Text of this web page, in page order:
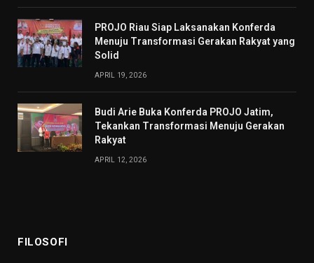
PROJO Riau Siap Laksanakan Konferda
Menuju Transformasi Gerakan Rakyat yang
Solid
APRIL 19, 2026
Budi Arie Buka Konferda PROJO Jatim,
Tekankan Transformasi Menuju Gerakan
Rakyat
APRIL 12, 2026
FILOSOFI